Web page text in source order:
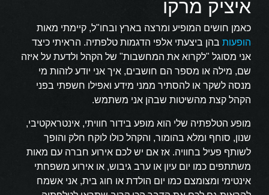
איציק מרקו
כאמן חושים המופיע ומרצה בארץ ובחו"ל, קיימתי מאות
הופעות בהן ביצעתי אלפי הדגמות טלפתיה. הראיתי כיצד
אני מסוגל "לקרוא את המחשבות" של הקהל ולדעת על איזה
שם, מילה או מספר הם חושבים, איך אני יודע לזהות מי
מנסה לשקר או להסתיר ממני מידע ואפילו חשפתי בפני
הקהל קצת מהשיטות שבהן אני משתמש.
מופע הטלפתיה שלי הוא מופע בידור חוויתי, אינטראקטיבי,
שנון, סוחף ומלא בהומור, והקהל כולו לוקח חלק והופך
לשותף פעיל בחוויה. אז אם יש לכם אירוע חברה עם מאות
משתתפים כמו יום עיון או ערב גיבוש, או אירוע משפחתי
אינטימי ומצומצם כמו יום הולדת או חוג בית, אני אשמח